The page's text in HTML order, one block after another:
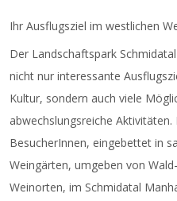
Die kulinarische
Freiwillige Feuerwehr
statt. Der Festakt wird
Goggendorf musikalisch
Ihr Ausflugsziel im westlichen
Der Landschaftspark
nicht nur interessante
Kultur, sondern auch viele
abwechslungsreiche
BesucherInnen, eingebettet in
Weingärten, umgeben von
Weinorten, im Schmidatal